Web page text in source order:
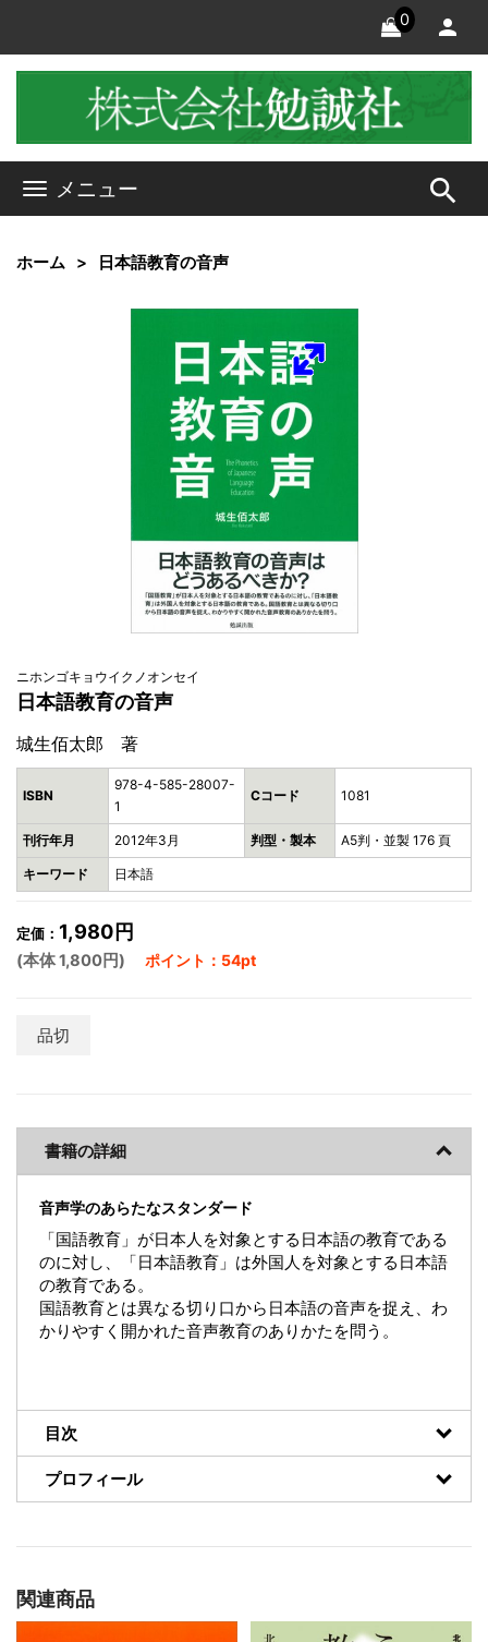
0
メニュー search
ホーム 日本語教育の音声
ニホンゴキョウイクノオンセイ
日本語教育の音声
城生佰太郎 著
ISBN
978-4-585-28007-
1
Cコード 1081
刊行年月 2012年3月 判型・製本 A5判・並製 176 頁
キーワード 日本語
定価： 1,980円
(本体 1,800円) ポイント：54pt
品切
書籍の詳細
音声学のあらたなスタンダード
「国語教育」が日本人を対象とする日本語の教育である
のに対し、「日本語教育」は外国人を対象とする日本語
の教育である。
国語教育とは異なる切り口から日本語の音声を捉え、わ
かりやすく開かれた音声教育のありかたを問う。
目次
プロフィール
関連商品